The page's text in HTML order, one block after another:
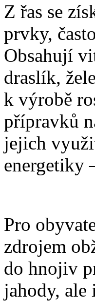
Z řas se
prvky,
Obsahují
draslík,
k výrobě
přípravků
jejich
energetiky
Pro
zdrojem
do hnojiv
jahody,